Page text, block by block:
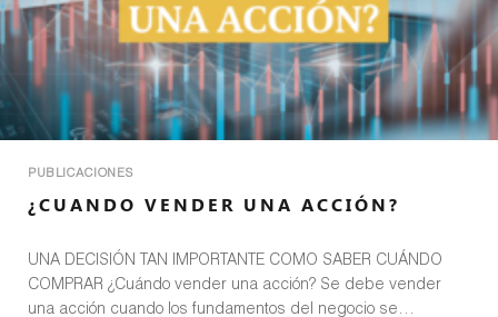
PUBLICACIONES
¿CUANDO VENDER UNA ACCIÓN?
UNA DECISIÓN TAN IMPORTANTE COMO SABER CUÁNDO
COMPRAR ¿Cuándo vender una acción? Se debe vender
una acción cuando los fundamentos del negocio se